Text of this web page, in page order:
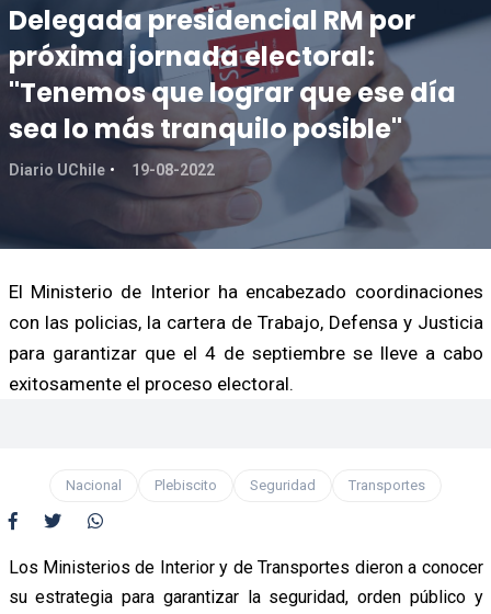
Delegada presidencial RM por
próxima jornada electoral:
"Tenemos que lograr que ese día
sea lo más tranquilo posible"
Diario UChile 19-08-2022
El Ministerio de Interior ha encabezado coordinaciones
con las policias, la cartera de Trabajo, Defensa y Justicia
para garantizar que el 4 de septiembre se lleve a cabo
exitosamente el proceso electoral.
Nacional Plebiscito Seguridad Transportes
Los Ministerios de Interior y de Transportes dieron a conocer
su estrategia para garantizar la seguridad, orden público y